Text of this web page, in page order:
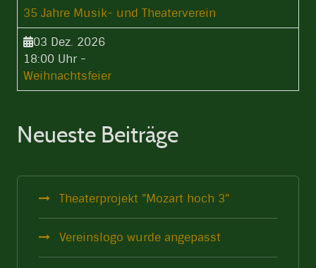
35 Jahre Musik- und Theaterverein
03 Dez. 2026
18:00 Uhr-
Weihnachtsfeier
Neueste Beiträge
Theaterprojekt "Mozart hoch 3"
Vereinslogo wurde angepasst